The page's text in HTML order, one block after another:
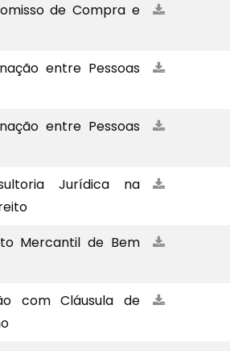
de Compra e
entre Pessoas
entre Pessoas
Jurídica na
Mercantil de Bem
com Cláusula de